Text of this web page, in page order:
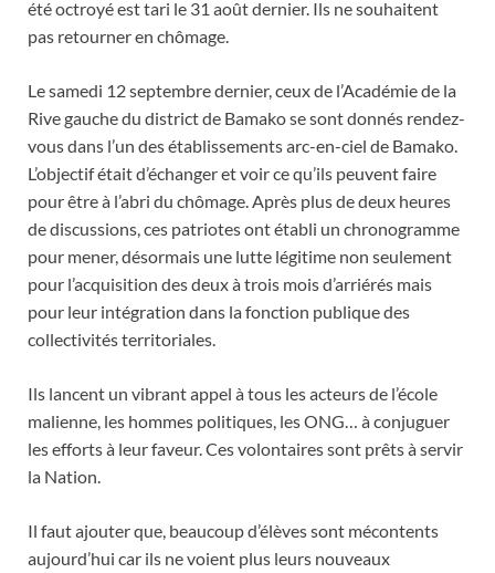
été octroyé est tari le 31 août dernier. Ils ne souhaitent
pas retourner en chômage.
Le samedi 12 septembre dernier, ceux de l’Académie de la
Rive gauche du district de Bamako se sont donnés rendez-
vous dans l’un des établissements arc-en-ciel de Bamako.
L’objectif était d’échanger et voir ce qu’ils peuvent faire
pour être à l’abri du chômage. Après plus de deux heures
de discussions, ces patriotes ont établi un chronogramme
pour mener, désormais une lutte légitime non seulement
pour l’acquisition des deux à trois mois d’arriérés mais
pour leur intégration dans la fonction publique des
collectivités territoriales.
Ils lancent un vibrant appel à tous les acteurs de l’école
malienne, les hommes politiques, les ONG… à conjuguer
les efforts à leur faveur. Ces volontaires sont prêts à servir
la Nation.
Il faut ajouter que, beaucoup d’élèves sont mécontents
aujourd’hui car ils ne voient plus leurs nouveaux